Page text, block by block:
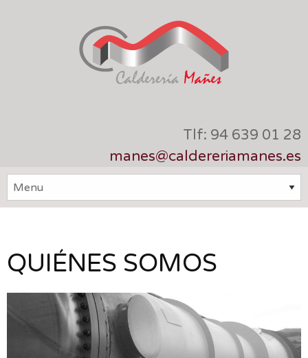
Tlf: 94 639 01 28
manes@caldereriamanes.es
QUIÉNES SOMOS